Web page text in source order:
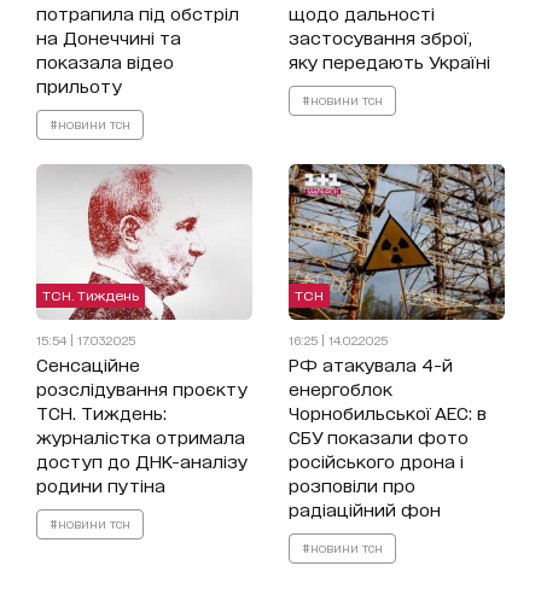
потрапила під обстріл
на Донеччині та
показала відео
прильоту
#новини тсн
щодо дальності
застосування зброї,
яку передають Україні
#новини тсн
ТСН. Тиждень
15:54 | 17.03.2025
Сенсаційне
розслідування проєкту
ТСН. Тиждень:
журналістка отримала
доступ до ДНК-аналізу
родини путіна
#новини тсн
ТСН
16:25 | 14.02.2025
РФ атакувала 4-й
енергоблок
Чорнобильської АЕС: в
СБУ показали фото
російського дрона і
розповіли про
радіаційний фон
#новини тсн